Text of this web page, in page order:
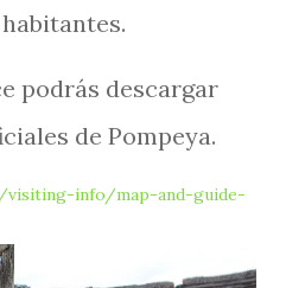
podrás descargar
de Pompeya.
info/map-and-guide-